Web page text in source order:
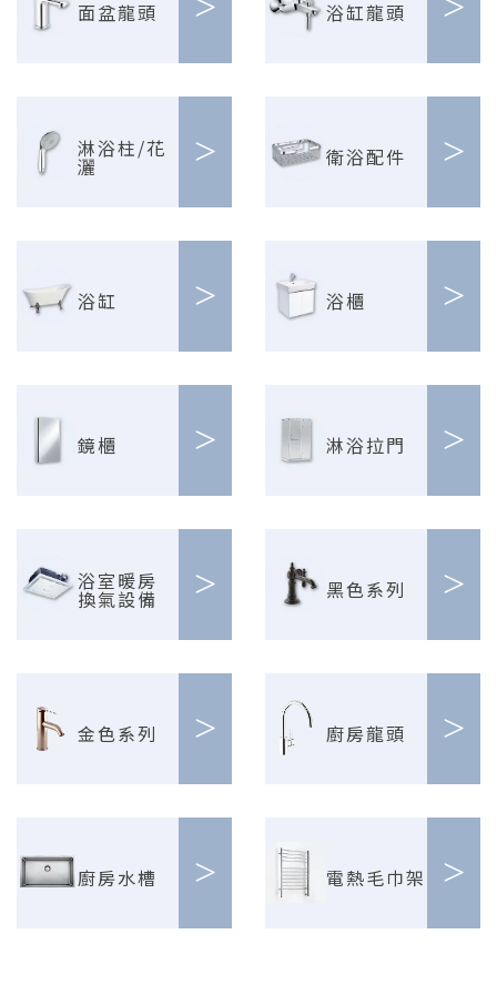
面盆龍頭 浴缸龍頭
淋浴柱/花
灑 > 衛浴配件 >
浴缸 > 浴櫃 >
鏡櫃 > 淋浴拉門 >
浴室暖房
換氣設備 > 黑色系列 >
金色系列 > 廚房龍頭 >
廚房水槽 > 電熱毛巾架 >